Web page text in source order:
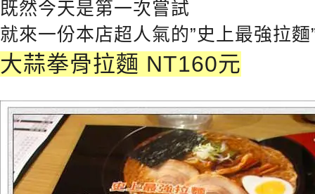
既然今天是第一次嘗試
就來一份本店超人氣的”史上最強拉麵
大蒜拳骨拉麵 NT160元